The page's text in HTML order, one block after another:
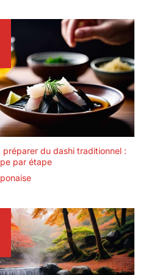
lampe de table, lampes de chevet.
préparer du dashi traditionnel :
par étape